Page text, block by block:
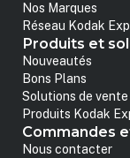
Nos Marques
Réseau Kodak
Produits et
Nouveautés
Bons Plans
Solutions de
Produits Kodak
Commandes
Nous contacter